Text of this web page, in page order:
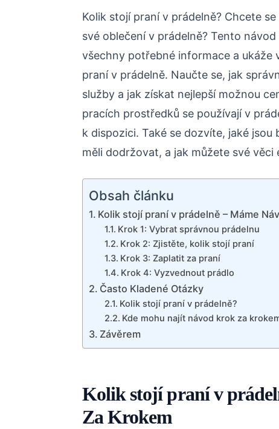
Kolik stojí praní v prádelně? Chcete
své oblečení v prádelně? Tento
všechny potřebné informace a ukáže
praní v prádelně. Naučte se, jak
služby a jak získat nejlepší možnou
pracích prostředků se používají v
k dispozici. Také se dozvíte, jaké
měli dodržovat, a jak můžete své věci
Obsah článku
Kolik stojí praní v prádelně – Máme
Krok 1: Vybrat správnou prádelnu
Krok 2: Zjistěte, kolik stojí praní
Krok 3: Zaplatit za praní
Krok 4: Vyzvednout prádlo
Často Kladené Otázky
Kolik stojí praní v prádelně?
Kde mohu najít návod krok za
Závěrem
Kolik stojí praní v
Za Krokem